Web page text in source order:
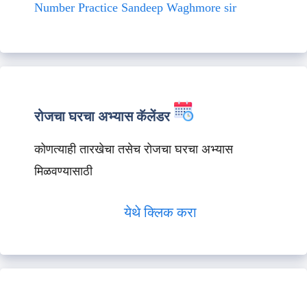
Number Practice Sandeep Waghmore sir
रोजचा घरचा अभ्यास कॅलेंडर
कोणत्याही तारखेचा तसेच रोजचा घरचा अभ्यास
मिळवण्यासाठी
येथे क्लिक करा